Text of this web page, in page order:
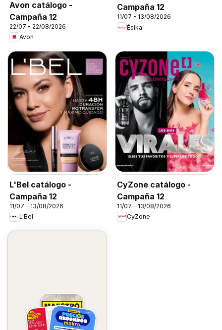
Avon catálogo -
Campaña 12
22/07 - 22/08/2026
Avon
Campaña 12
11/07 - 13/08/2026
Ésika
L'Bel catálogo -
Campaña 12
11/07 - 13/08/2026
L'Bel
CyZone catálogo -
Campaña 12
11/07 - 13/08/2026
CyZone